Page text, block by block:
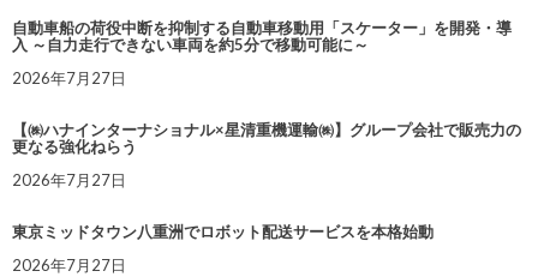
自動車船の荷役中断を抑制する自動車移動用「スケーター」を開発・導
入 ～自力走行できない車両を約5分で移動可能に～
2026年7月27日
【㈱ハナインターナショナル×星清重機運輸㈱】グループ会社で販売力の
更なる強化ねらう
2026年7月27日
東京ミッドタウン八重洲でロボット配送サービスを本格始動
2026年7月27日